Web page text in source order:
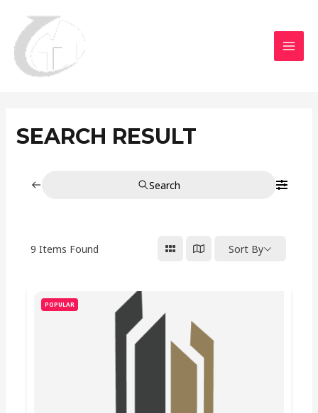
contenu
SEARCH RESULT
Search
9 Items Found Sort By
POPULAR